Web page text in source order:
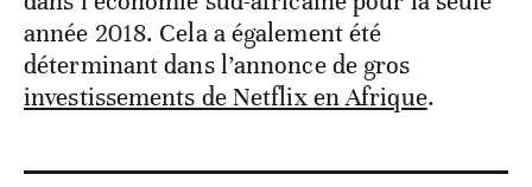
année 2018. Cela a également été
déterminant dans l’annonce de gros
investissements de Netflix en Afrique.